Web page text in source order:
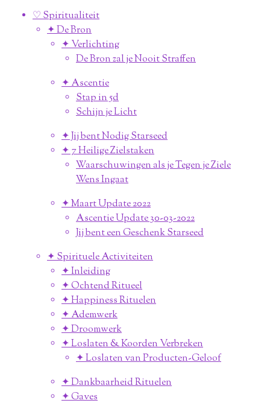
♡ Spiritualiteit
✦ De Bron
✦ Verlichting
De Bron zal je Nooit Straffen
✦ Ascentie
Stap in 5d
Schijn je Licht
✦ Jij bent Nodig Starseed
✦ 7 Heilige Zielstaken
Waarschuwingen als je Tegen je Ziele
Wens Ingaat
✦ Maart Update 2022
Ascentie Update 30-03-2022
Jij bent een Geschenk Starseed
✦ Spirituele Activiteiten
✦ Inleiding
✦ Ochtend Ritueel
✦ Happiness Rituelen
✦ Ademwerk
✦ Droomwerk
✦ Loslaten & Koorden Verbreken
✦ Loslaten van Producten-Geloof
✦ Dankbaarheid Rituelen
✦ Gaves